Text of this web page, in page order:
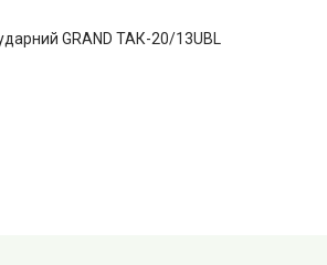
GRAND ТАК-20/13UBL